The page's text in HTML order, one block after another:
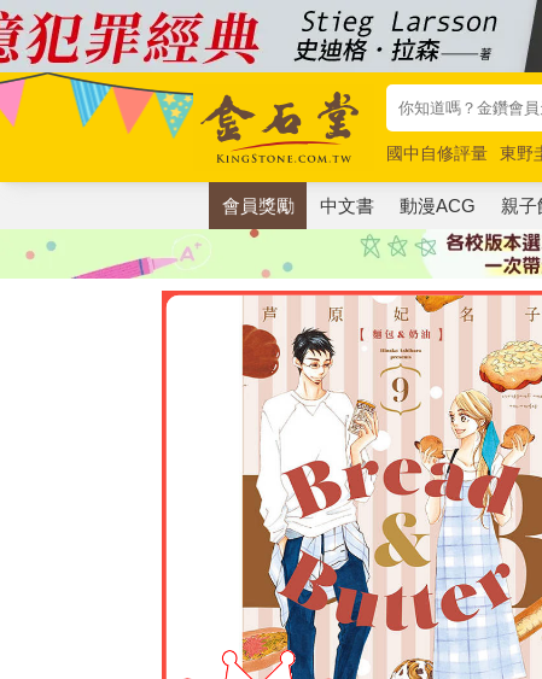
國中自修評量 東野
唯紅花綻放
奧德賽
會員獎勵 中文書 動漫ACG 親子